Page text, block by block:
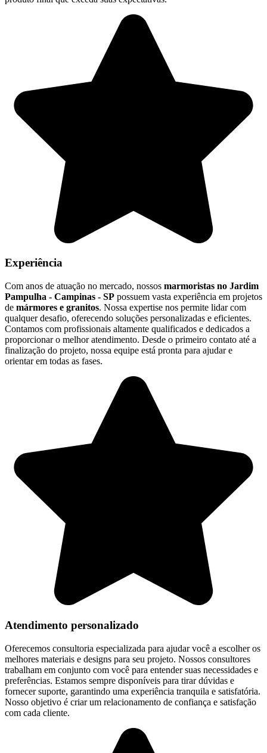
Experiência
Com anos de atuação no mercado, nossos marmoristas no Jardim
Pampulha - Campinas - SP possuem vasta experiência em projetos
de mármores e granitos. Nossa expertise nos permite lidar com
qualquer desafio, oferecendo soluções personalizadas e eficientes.
Contamos com profissionais altamente qualificados e dedicados a
proporcionar o melhor atendimento. Desde o primeiro contato até a
finalização do projeto, nossa equipe está pronta para ajudar e
orientar em todas as fases.
Atendimento personalizado
Oferecemos consultoria especializada para ajudar você a escolher os
melhores materiais e designs para seu projeto. Nossos consultores
trabalham em conjunto com você para entender suas necessidades e
preferências. Estamos sempre disponíveis para tirar dúvidas e
fornecer suporte, garantindo uma experiência tranquila e satisfatória.
Nosso objetivo é criar um relacionamento de confiança e satisfação
com cada cliente.